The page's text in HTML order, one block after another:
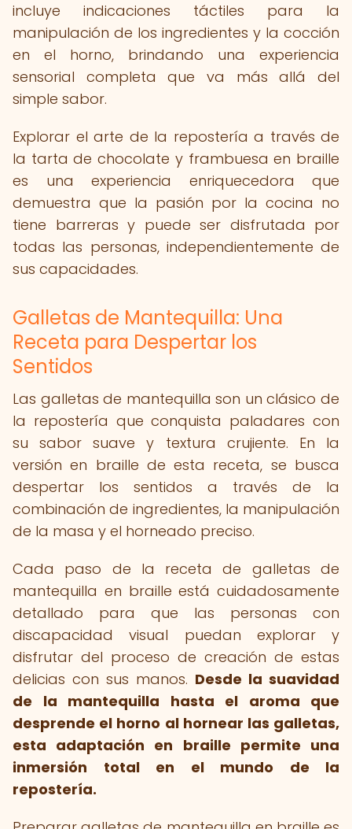
incluye indicaciones táctiles para la
manipulación de los ingredientes y la cocción
en el horno, brindando una experiencia
sensorial completa que va más allá del
simple sabor.
Explorar el arte de la repostería a través de
la tarta de chocolate y frambuesa en braille
es una experiencia enriquecedora que
demuestra que la pasión por la cocina no
tiene barreras y puede ser disfrutada por
todas las personas, independientemente de
sus capacidades.
Galletas de Mantequilla: Una
Receta para Despertar los
Sentidos
Las galletas de mantequilla son un clásico de
la repostería que conquista paladares con
su sabor suave y textura crujiente. En la
versión en braille de esta receta, se busca
despertar los sentidos a través de la
combinación de ingredientes, la manipulación
de la masa y el horneado preciso.
Cada paso de la receta de galletas de
mantequilla en braille está cuidadosamente
detallado para que las personas con
discapacidad visual puedan explorar y
disfrutar del proceso de creación de estas
delicias con sus manos. Desde la suavidad
de la mantequilla hasta el aroma que
desprende el horno al hornear las galletas,
esta adaptación en braille permite una
inmersión total en el mundo de la
repostería.